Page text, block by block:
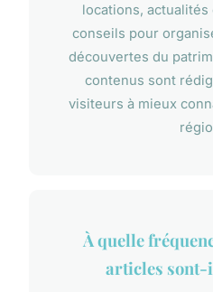
locations,
conseils pour
découvertes du
contenus sont
visiteurs à mieux
À quelle
articles sont-